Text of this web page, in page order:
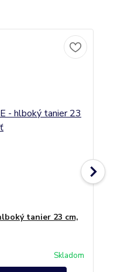
tanier 23 cm,
Skladom